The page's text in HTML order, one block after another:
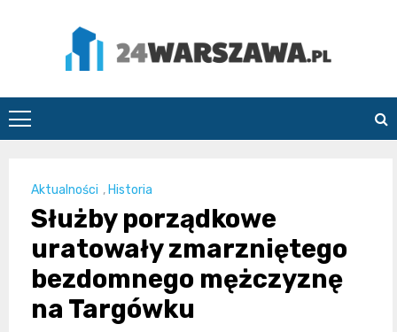
24Warszawa.pl
Aktualności , Historia
Służby porządkowe
uratowały zmarzniętego
bezdomnego mężczyznę
na Targówku